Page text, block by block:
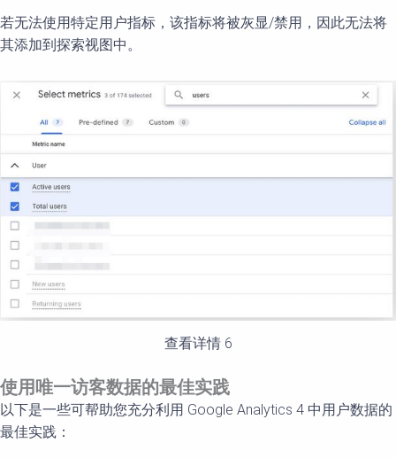
若无法使用特定用户指标，该指标将被灰显/禁用，因此无法将
其添加到探索视图中。
查看详情 6
使用唯一访客数据的最佳实践
以下是一些可帮助您充分利用 Google Analytics 4 中用户数据的
最佳实践：